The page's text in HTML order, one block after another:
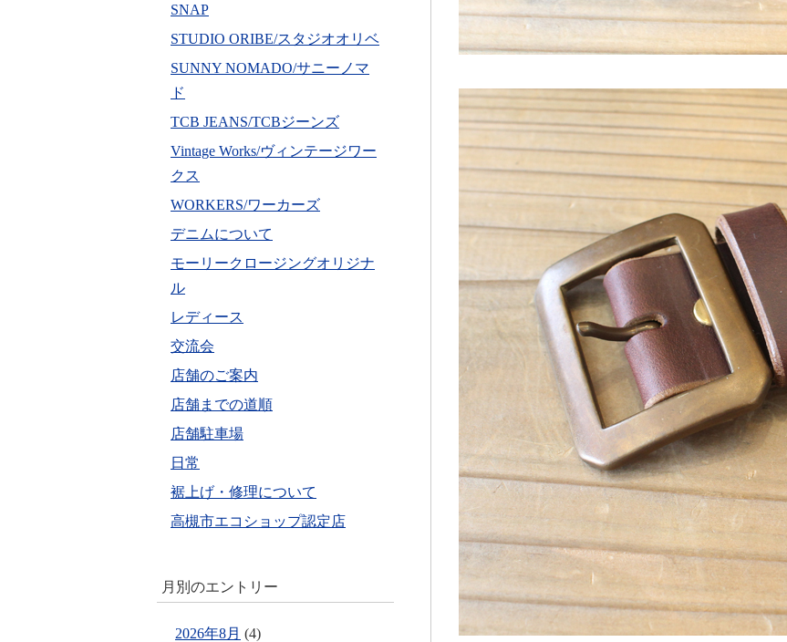
SNAP
STUDIO ORIBE/スタジオオリベ
SUNNY NOMADO/サニーノマ
ド
TCB JEANS/TCBジーンズ
Vintage Works/ヴィンテージワー
クス
WORKERS/ワーカーズ
デニムについて
モーリークロージングオリジナ
ル
レディース
交流会
店舗のご案内
店舗までの道順
店舗駐車場
日常
裾上げ・修理について
高槻市エコショップ認定店
月別のエントリー
2026年8月 (4)